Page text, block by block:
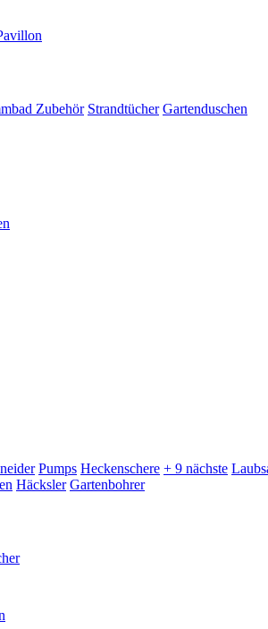
Zubehör Strandtücher Gartenduschen
Pumps Heckenschere + 9 nächste
Häcksler Gartenbohrer